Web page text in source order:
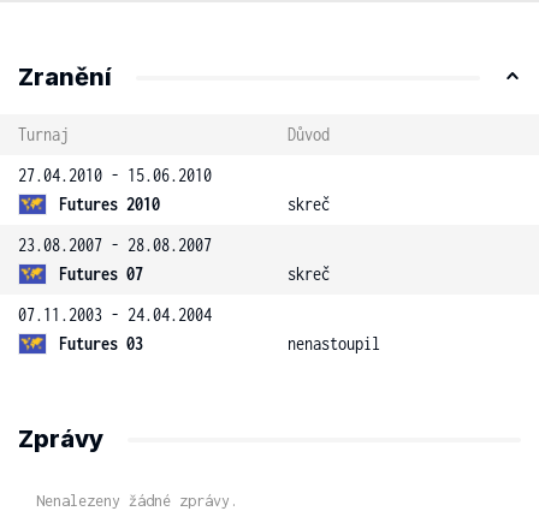
Zranění
Turnaj
Důvod
27.04.2010 - 15.06.2010
Futures 2010
skreč
23.08.2007 - 28.08.2007
Futures 07
skreč
07.11.2003 - 24.04.2004
Futures 03
nenastoupil
Zprávy
Nenalezeny žádné zprávy.